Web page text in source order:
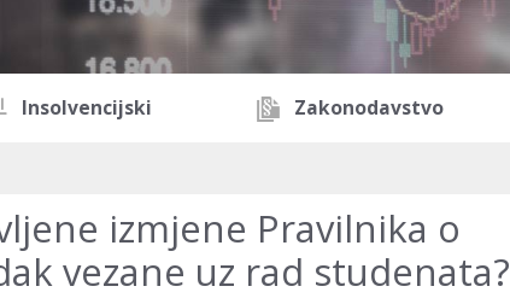
Insolvencijski Zakonodavstvo
izmjene Pravilnika o
vezane uz rad studenata?